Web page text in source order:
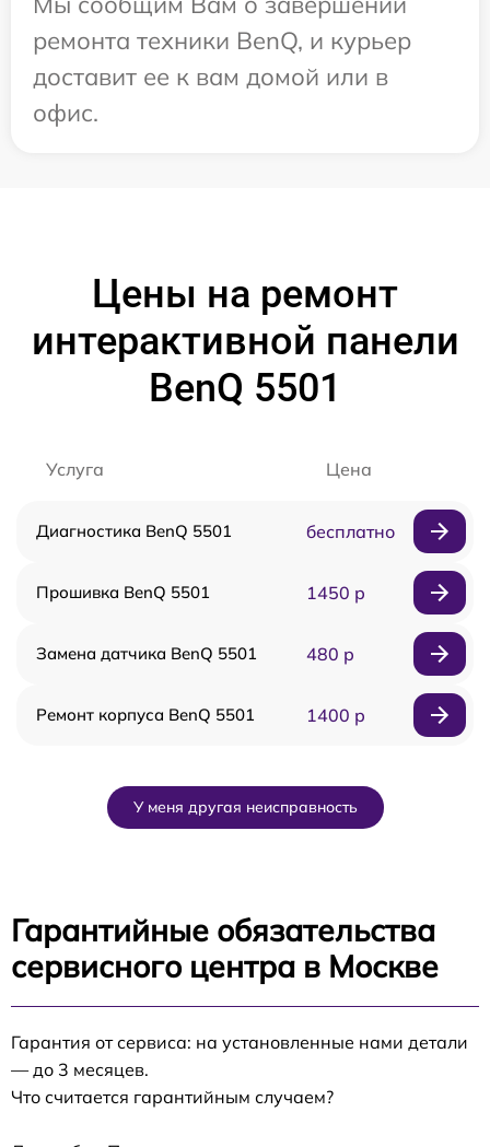
ремонта техники BenQ, и курьер
доставит ее к вам домой или в
офис.
Цены на ремонт
интерактивной панели
BenQ 5501
Услуга Цена
Диагностика BenQ 5501 бесплатно
Прошивка BenQ 5501 1450 р
Замена датчика BenQ 5501 480 р
Ремонт корпуса BenQ 5501 1400 р
У меня другая неисправность
Гарантийные обязательства
сервисного центра в Москве
Гарантия от сервиса: на установленные нами детали
— до 3 месяцев.
Что считается гарантийным случаем?